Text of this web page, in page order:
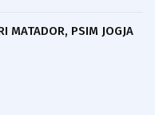
MATADOR, PSIM JOGJA